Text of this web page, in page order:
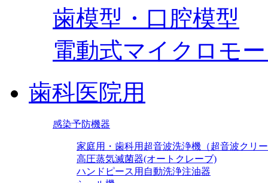
歯模型・口腔模型
電動式マイクロモ
歯科医院用
感染予防機器
家庭用・歯科用超音波洗浄機（超音波クリ
高圧蒸気滅菌器(オートクレーブ)
ハンドピース用自動洗浄注油器